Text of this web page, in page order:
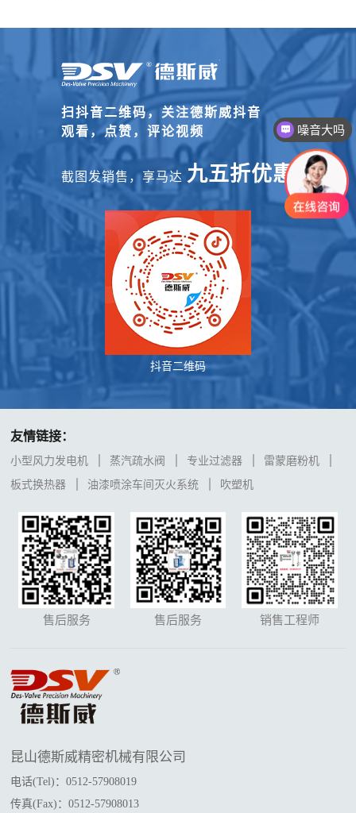
扫抖音二维码，关注德斯威抖音
观看，点赞，评论视频
截图发销售，享马达 九五折优惠
抖音二维码
友情链接：
小型风力发电机 蒸汽疏水阀 专业过滤器
雷蒙磨粉机
板式换热器
油漆喷涂车间灭火系统 吹塑机
售后服务 售后服务 销售工程师
昆山德斯威精密机械有限公司
电话(Tel)：0512-57908019
传真(Fax)：0512-57908013
噪音大吗